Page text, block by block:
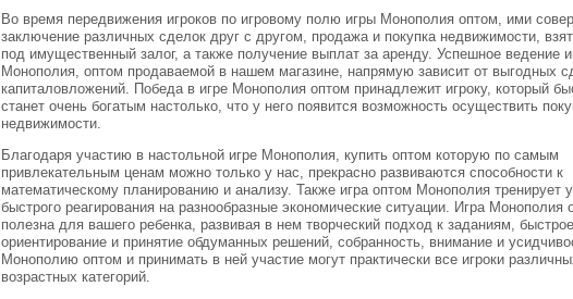
Во время передвижения игроков по игровому полю игры Монополия оптом, ими
заключение различных сделок друг с другом, продажа и покупка недвижимости,
под имущественный залог, а также получение выплат за аренду. Успешное ведение
Монополия, оптом продаваемой в нашем магазине, напрямую зависит от выгодных
капиталовложений. Победа в игре Монополия оптом принадлежит игроку, который
станет очень богатым настолько, что у него появится возможность осуществить
недвижимости.
Благодаря участию в настольной игре Монополия, купить оптом которую по самым
привлекательным ценам можно только у нас, прекрасно развиваются способности к
математическому планированию и анализу. Также игра оптом Монополия тренирует
быстрого реагирования на разнообразные экономические ситуации. Игра Монополия
полезна для вашего ребенка, развивая в нем творческий подход к заданиям, быстрое
ориентирование и принятие обдуманных решений, собранность, внимание и
Монополию оптом и принимать в ней участие могут практически все игроки
возрастных категорий.